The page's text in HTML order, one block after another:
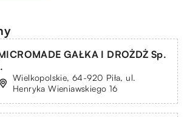
GAŁKA I DROŻDŻ Sp.
Wielkopolskie, 64-920 Piła, ul.
Henryka Wieniawskiego 16